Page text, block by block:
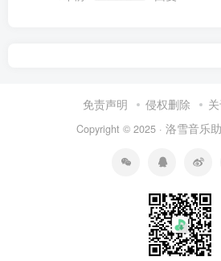
免责声明 侵权删除
Copyright © 2025 · 洛雪音乐